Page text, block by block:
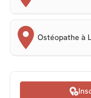
Ostéopathe à